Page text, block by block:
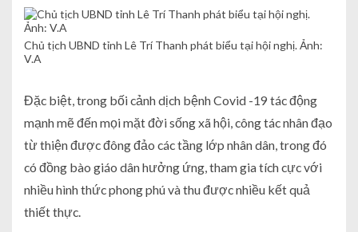
Chủ tịch UBND tỉnh Lê Trí Thanh phát biểu tại hội nghị. Ảnh:
V.A
Đặc biệt, trong bối cảnh dịch bệnh Covid -19 tác động
mạnh mẽ đến mọi mặt đời sống xã hội, công tác nhân đạo
từ thiện được đông đảo các tầng lớp nhân dân, trong đó
có đồng bào giáo dân hưởng ứng, tham gia tích cực với
nhiều hình thức phong phú và thu được nhiều kết quả
thiết thực.